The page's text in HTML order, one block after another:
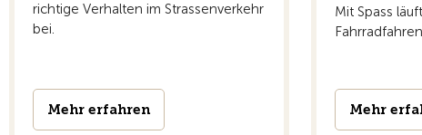
richtige Verhalten im Strassenverkehr
bei.
Mehr erfahren
Mit Spass
Mehr